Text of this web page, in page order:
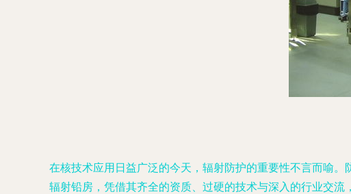
在核技术应用日益广泛的今天，辐射防护的重要性不言而喻
辐射铅房，凭借其齐全的资质、过硬的技术与深入的行业交流